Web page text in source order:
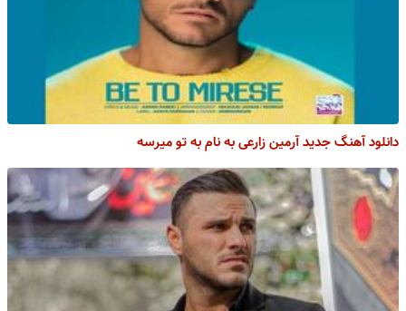
دانلود آهنگ جدید آرمین زارعی به نام به تو میرسه